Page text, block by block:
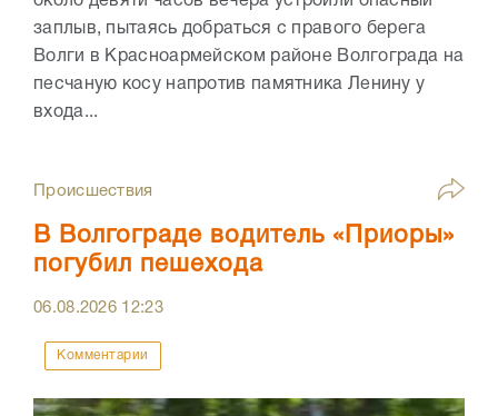
заплыв, пытаясь добраться с правого берега
Волги в Красноармейском районе Волгограда на
песчаную косу напротив памятника Ленину у
входа...
Происшествия
В Волгограде водитель «Приоры»
погубил пешехода
06.08.2026 12:23
Комментарии